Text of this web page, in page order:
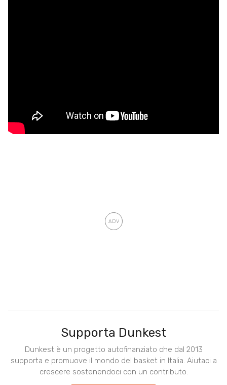
Supporta Dunkest
Dunkest è un progetto autofinanziato che dal 2013
supporta e promuove il mondo del basket in Italia. Aiutaci a
crescere sostenendoci con un contributo.